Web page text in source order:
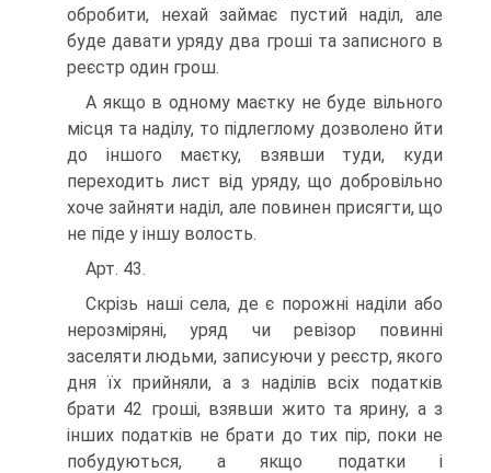
обробити, нехай займає пустий наділ, але
буде давати уряду два гроші та записного в
реєстр один грош.
A якщо в одному маєтку не буде вільного
місця та наділу, то підлеглому дозволено йти
до іншого маєтку, взявши туди, куди
переходить лист від уряду, що добровільно
хоче зайняти наділ, але повинен присягти, що
не піде у іншу волость.
Арт. 43.
Скрізь наші села, де є порожні наділи або
нерозміряні, уряд чи ревізор повинні
заселяти людьми, записуючи у реєстр, якого
дня їх прийняли, а з наділів всіх податків
брати 42 гроші, взявши жито та ярину, а з
інших податків не брати до тих пір, поки не
побудуються, а якщо податки і